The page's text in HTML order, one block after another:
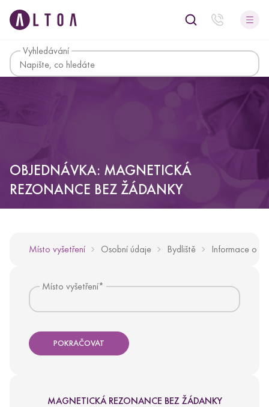
Vyhledávání
OBJEDNÁVKA: MAGNETICKÁ
REZONANCE BEZ ŽÁDANKY
Místo vyšetření Osobní údaje Bydliště Informace o
Místo vyšetření*
MAGNETICKÁ REZONANCE BEZ ŽÁDANKY